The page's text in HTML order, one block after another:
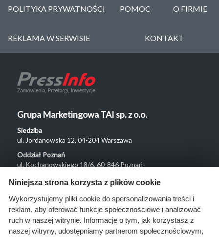
POLITYKA PRYWATNOŚCI POMOC O FIRMIE
REKLAMA W SERWISIE KONTAKT
Grupa Marketingowa TAI sp. z o.o.
Siedziba
ul. Jordanowska 12, 04-204 Warszawa
Oddział Poznań
ul. Kochanowskiego 18/6, 60-846 Poznań
Menu
O nas
Rozwiązania
Monitoring
Niniejsza strona korzysta z plików cookie
Wykorzystujemy pliki cookie do spersonalizowania treści i
reklam, aby oferować funkcje społecznościowe i analizować
ruch w naszej witrynie. Informacje o tym, jak korzystasz z
naszej witryny, udostępniamy partnerom społecznościowym,